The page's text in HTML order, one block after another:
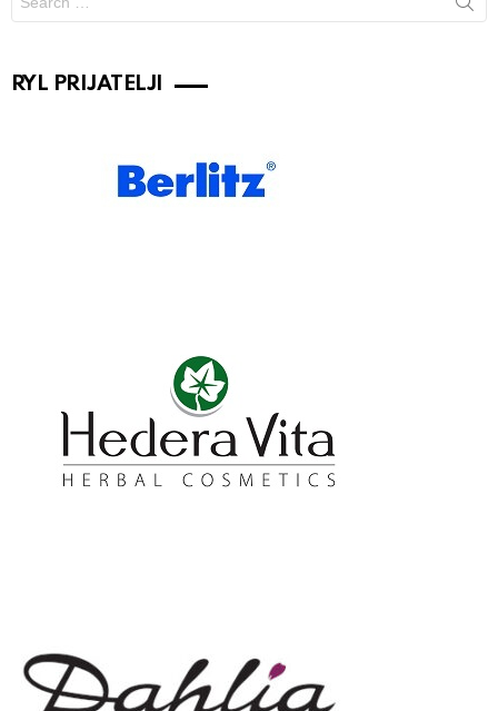
for:
RYL PRIJATELJI